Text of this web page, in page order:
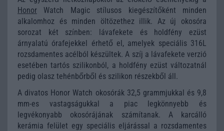
Honor Watch Magic stílusos kiegészítőként minden
alkalomhoz és minden öltözethez illik. Az új okosóra
sorozat két színben: lávafekete és holdfény ezüst
árnyalatú órafejekkel érhető el, amelyek speciális 316L
rozsdamentes acélból készültek. A szíj a lávafekete verzió
esetében tartós szilikonból, a holdfény ezüst változatnál
pedig olasz tehénbőrből és szilikon részekből áll.
A divatos Honor Watch okosórák 32,5 grammjukkal és 9,8
mm-es vastagságukkal a piac legkönnyebb és
legvékonyabb okosórájának számítanak. A karcálló
kerámia felület egy speciális eljárással a rozsdamentes